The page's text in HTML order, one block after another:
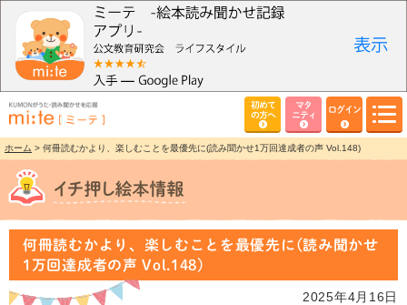
初めて
の方へ
マタ
ニティ
ログイン
ホーム > 何冊読むかより、楽しむことを最優先に(読み聞かせ1万回達成者の声 Vol.148)
何冊読むかより、楽しむことを最優先に(読み聞かせ
1万回達成者の声 Vol.148)
2025年4月16日